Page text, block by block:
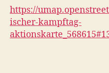
https://
ischer-kampftag-